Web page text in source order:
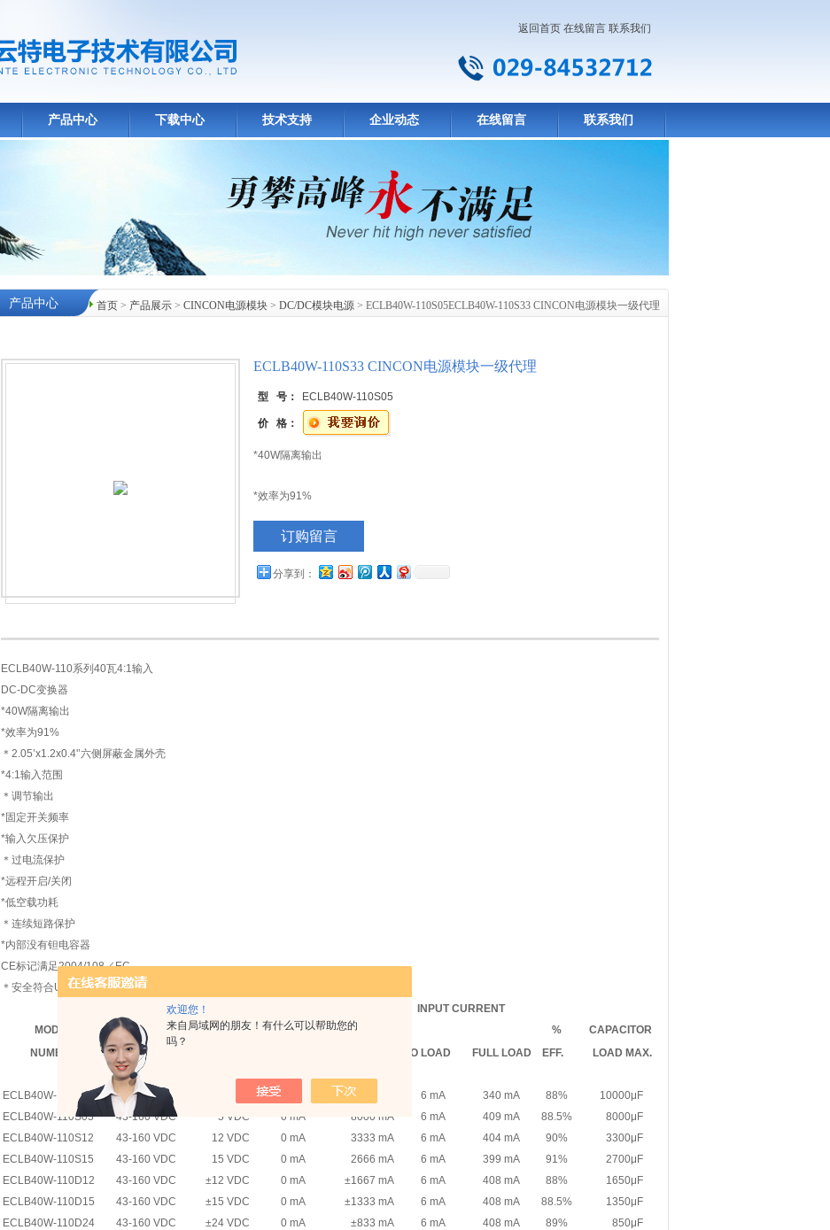
欢迎您！
来自局域网的朋友！有什么可以帮助您的
吗？
返回首页 在线留言 联系我们
产品中心 下载中心 技术支持 企业动态 在线留言 联系我们
首页 > 产品展示 > CINCON电源模块 > DC/DC模块电源 > ECLB40W-110S05ECLB40W-110S33 CINCON电源模块一级代理
产品中心
ECLB40W-110S33 CINCON电源模块一级代理
型 号： ECLB40W-110S05
价 格：
*40W隔离输出
*效率为91%
＊调节输出
订购留言
分享到：
ECLB40W-110系列40瓦4:1输入
DC-DC变换器
*40W隔离输出
*效率为91%
＊2.05’x1.2x0.4'’六侧屏蔽金属外壳
*4:1输入范围
＊调节输出
*固定开关频率
*输入欠压保护
＊过电流保护
*远程开启/关闭
*低空载功耗
＊连续短路保护
*内部没有钽电容器
CE标记满足2004/108／EC
＊安全符合UL60950-1（基本绝缘）
MODEL INPUT OUTPUT
INPUT CURRENT
%
CAPACITOR
NUMBER
VOLTAGE NO LOAD FULL LOAD EFF. LOAD MAX.
ECLB40W-110S33 43-160 VDC 0 mA 10000 mA 6 mA 340 mA 88%
10000μF
ECLB40W-110S05
43-160 VDC 5 VDC 0 mA 8000 mA 6 mA 409 mA 88.5%
8000μF
ECLB40W-110S12
43-160 VDC 12 VDC 0 mA 3333 mA 6 mA 404 mA 90%
3300μF
ECLB40W-110S15
43-160 VDC 15 VDC 0 mA 2666 mA 6 mA 399 mA 91%
2700μF
ECLB40W-110D12
43-160 VDC ±12 VDC 0 mA ±1667 mA 6 mA 408 mA 88%
1650μF
ECLB40W-110D15
43-160 VDC ±15 VDC 0 mA ±1333 mA 6 mA 408 mA 88.5%
1350μF
ECLB40W-110D24
43-160 VDC ±24 VDC 0 mA ±833 mA 6 mA 408 mA 89% 850μF